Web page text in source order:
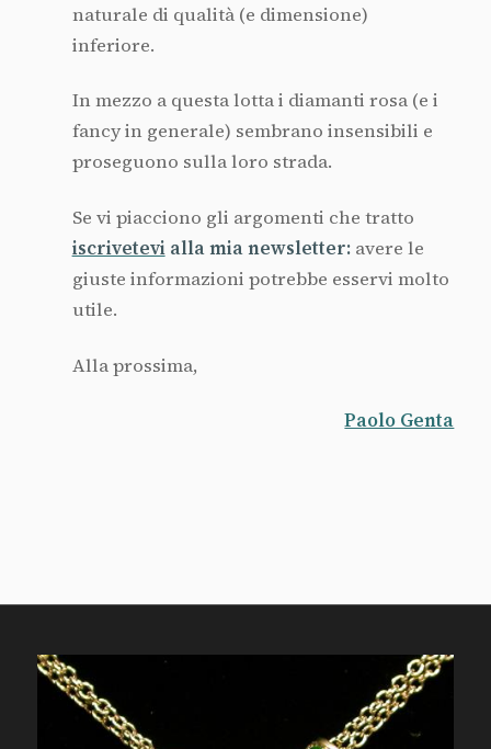
naturale di qualità (e dimensione)
inferiore.
In mezzo a questa lotta i diamanti rosa (e i
fancy in generale) sembrano insensibili e
proseguono sulla loro strada.
Se vi piacciono gli argomenti che tratto
iscrivetevialla mia newsletter: avere le
giuste informazioni potrebbe esservi molto
utile.
Alla prossima,
Paolo Genta